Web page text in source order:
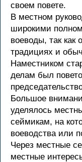
своем повете.
В местном
широкими
воеводы, так как
традициях и
Наместником
делам был
Большое
уделялось
сеймикам, на
воеводства или
Через местные
местные